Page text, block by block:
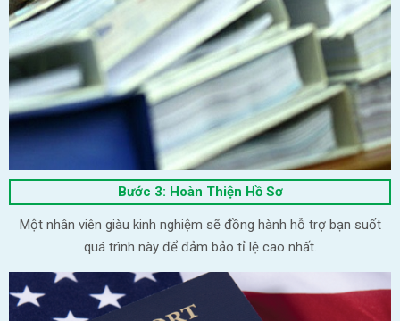
Bước 3: Hoàn Thiện Hồ Sơ
Một nhân viên giàu kinh nghiệm sẽ đồng hành hỗ trợ bạn suốt
quá trình này để đảm bảo tỉ lệ cao nhất.